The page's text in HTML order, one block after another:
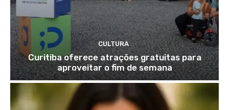
CULTURA
Curitiba oferece atrações gratuitas para
aproveitar o fim de semana